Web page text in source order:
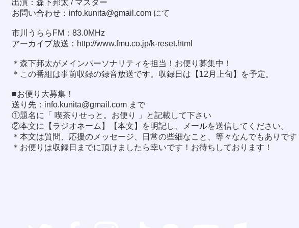
出演：森下邦太 / マスター
お問い合わせ： info.kunita@gmail.com にて
市川うららFM：83.0MHz
アーカイブ放送： http://www.fmu.co.jp/k-reset.html
＊森下邦太がメインパーソナリティを担当！お便り募集中！
＊この番組は事前収録の録音放送です。収録日は【12月上旬】を予定。
■お便り大募集！
送り先： info.kunita@gmail.com まで
①題名に「 喫茶りせっと。お便り 」と記載して下さい
②本文に【ラジオネーム】【本文】を明記し、メールを送信してください。
＊本文は質問、応援のメッセージ、日常の些細なこと、等々なんでもありです
＊お便りは収録日までに頂けましたら幸いです！お待ちしております！